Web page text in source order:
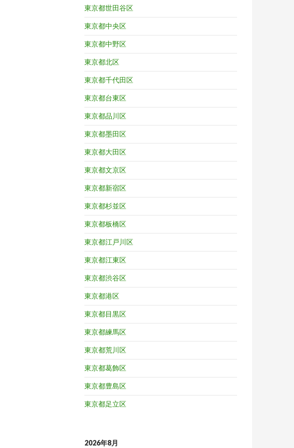
東京都世田谷区
東京都中央区
東京都中野区
東京都北区
東京都千代田区
東京都台東区
東京都品川区
東京都墨田区
東京都大田区
東京都文京区
東京都新宿区
東京都杉並区
東京都板橋区
東京都江戸川区
東京都江東区
東京都渋谷区
東京都港区
東京都目黒区
東京都練馬区
東京都荒川区
東京都葛飾区
東京都豊島区
東京都足立区
2026年8月